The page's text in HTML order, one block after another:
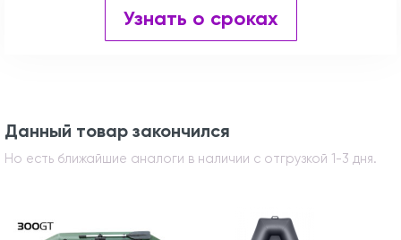
Узнать о сроках
Данный товар закончился
Но есть ближайшие аналоги в наличии с отгрузкой 1-3 дня.